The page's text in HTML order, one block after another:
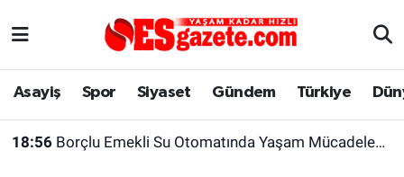
Asayiş Spor Siyaset Gündem Türkiye
18:56 Borçlu Emekli Su Otomatında Yaşam Mücadelesi Veriyor
Asayiş
Yaşam
Eskişehir Nöbetçi Eczaneler